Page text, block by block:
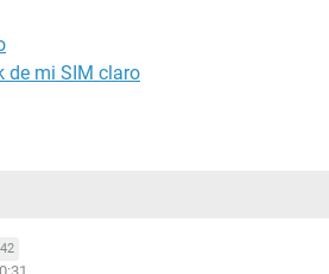
de mi SIM claro